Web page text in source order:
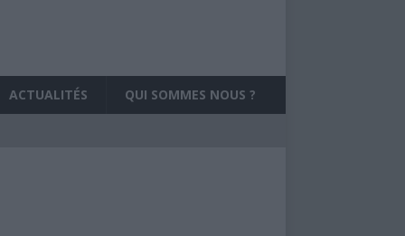
ACTUALITÉS QUI SOMMES NOUS ?